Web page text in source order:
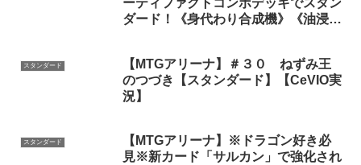
ーティファクトコンボデッキでスタン
ダード！《身代わり合成機》《油浸の
ックザギャザリング
スタンダード
【MTGアリーナ】＃３０ ねずみ王
のつづき【スタンダード】【CeVIO実
況】
スタンダード
【MTGアリーナ】※ドラゴン好き必
見※新カード「サルカン」で強化され